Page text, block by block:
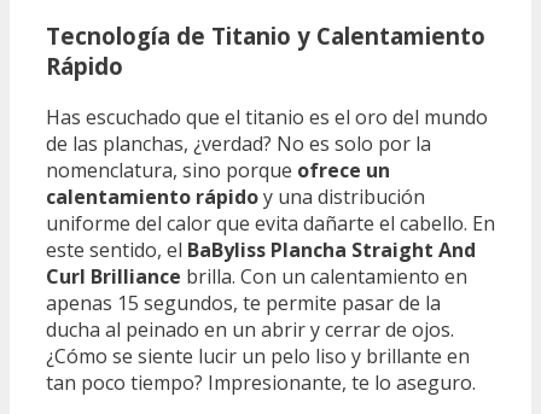
Tecnología de Titanio y Calentamiento
Rápido
Has escuchado que el titanio es el oro del mundo
de las planchas, ¿verdad? No es solo por la
nomenclatura, sino porque ofrece un
calentamiento rápidoy una distribución
uniforme del calor que evita dañarte el cabello. En
este sentido, el BaByliss Plancha Straight And
Curl Brilliance brilla. Con un calentamiento en
apenas 15 segundos, te permite pasar de la
ducha al peinado en un abrir y cerrar de ojos.
¿Cómo se siente lucir un pelo liso y brillante en
tan poco tiempo? Impresionante, te lo aseguro.